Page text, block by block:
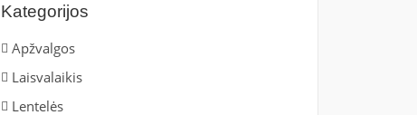
Kategorijos
Apžvalgos
Laisvalaikis
Lentelės